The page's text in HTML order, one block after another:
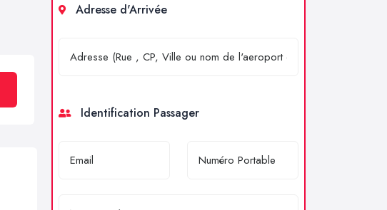
Adresse d'Arrivée
Identification Passager